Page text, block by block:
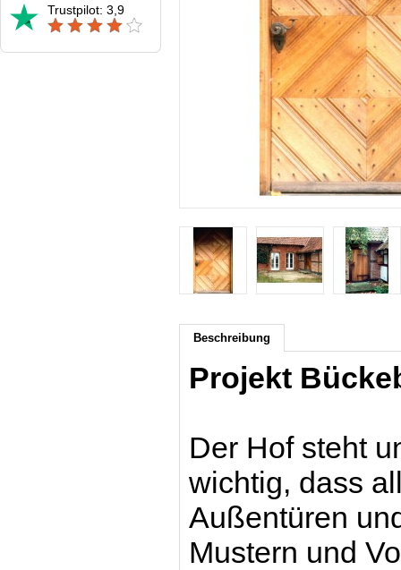
Trustpilot: 3,9
Beschreibung
Projekt
Der Hof steht
wichtig, dass
Außentüren
Mustern und